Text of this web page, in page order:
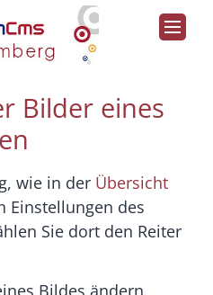
Bilder eines
wie in der Übersicht
Einstellungen des
Sie dort den Reiter
Bildes ändern